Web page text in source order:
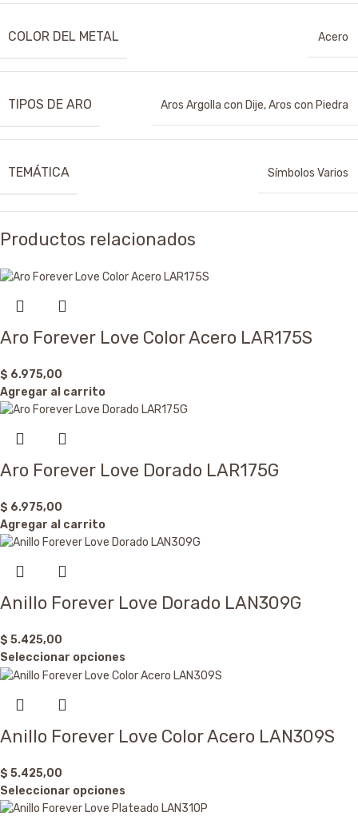
COLOR DEL METAL Acero
TIPOS DE ARO Aros Argolla con Dije,Aros con Piedra
TEMÁTICA Símbolos Varios
Productos relacionados
Aro Forever Love Color Acero LAR175S
$ 6.975,00
Agregar al carrito
Aro Forever Love Dorado LAR175G
$ 6.975,00
Agregar al carrito
Anillo Forever Love Dorado LAN309G
$ 5.425,00
Seleccionar opciones
Anillo Forever Love Color Acero LAN309S
$ 5.425,00
Seleccionar opciones